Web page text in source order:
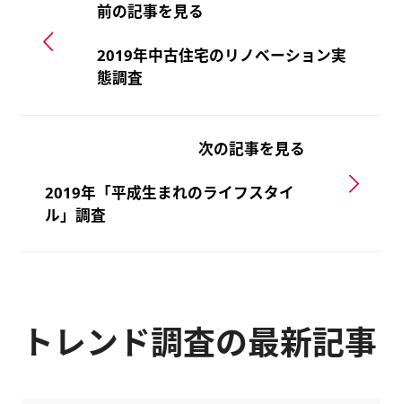
前の記事を見る
2019年中古住宅のリノベーション実
態調査
次の記事を見る
2019年「平成生まれのライフスタイ
ル」調査
トレンド調査の最新記事